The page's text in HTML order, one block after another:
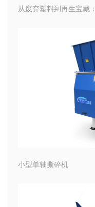
从废弃塑料到再生宝藏
小型单轴撕碎机